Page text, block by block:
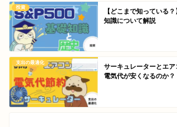
投資
【どこまで知っている
知識について解説
支出の最適化
サーキュレーターとエ
電気代が安くなるのか？